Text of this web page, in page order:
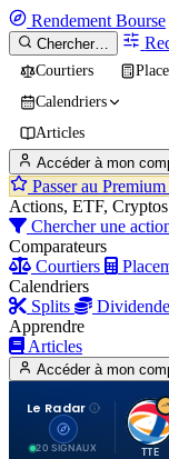
Rendement Bourse
Chercher…
Courtiers
Calendriers
Articles
Accéder à mon
Passer au
Actions, ETF, Cryptos
Chercher une
Comparateurs
Courtiers
Calendriers
Splits
Apprendre
Articles
Accéder à mon
Le Radar
20 SIGNAUX
T
TTE